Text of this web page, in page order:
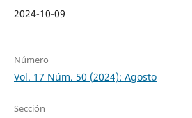
2024-10-09
Número
Vol. 17 Núm. 50 (2024): Agosto
Sección